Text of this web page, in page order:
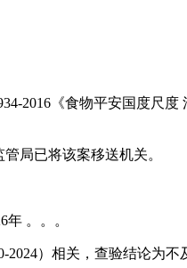
《食物平安国度尺度
局已将该案移送机关。
。。。
）相关，查验结论为不